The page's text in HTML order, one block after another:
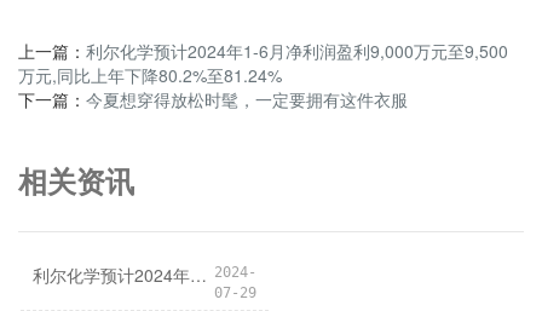
上一篇： 利尔化学预计2024年1-6月净利润盈利9,000万元至9,500
万元,同比上年下降80.2%至81.24%
下一篇： 今夏想穿得放松时髦，一定要拥有这件衣服
相关资讯
利尔化学预计2024年1-6月净利润盈利9,000万元至9,500万元,同比上年下降80.2%至81.24% 2024-
07-29